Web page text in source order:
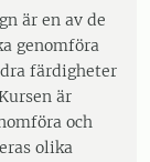
är en av de
genomföra
färdigheter
är
och
olika